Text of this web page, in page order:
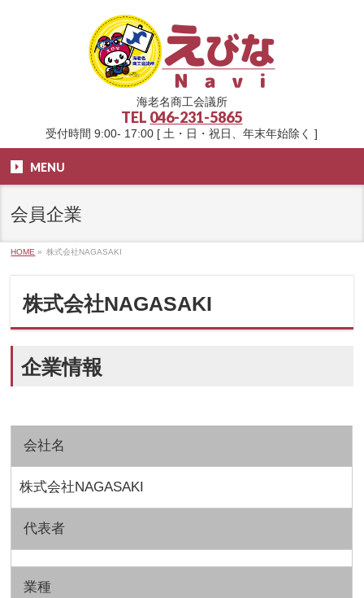
海老名商工会議所
TEL 046-231-5865
受付時間 9:00- 17:00 [ 土・日・祝日、年末年始除く ]
MENU
会員企業
HOME » 株式会社NAGASAKI
株式会社NAGASAKI
企業情報
会社名
株式会社NAGASAKI
代表者
業種